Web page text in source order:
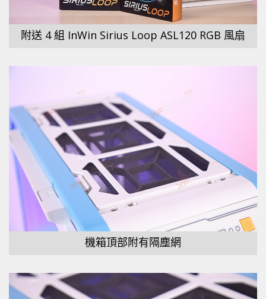
附送 4 組 InWin Sirius Loop ASL120 RGB 風扇
機箱頂部附有隔塵網